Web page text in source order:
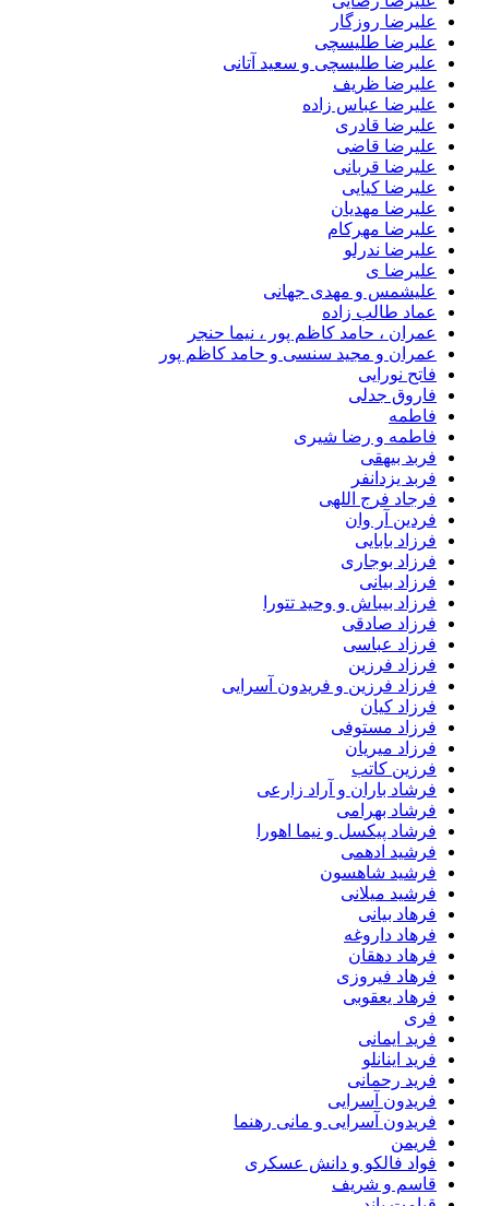
علیرضا روزگار
علیرضا طلیسچی
علیرضا طلیسچی و سعید آتانی
علیرضا ظریف
علیرضا عباس زاده
علیرضا قادری
علیرضا قاضی
علیرضا قربانی
علیرضا کیایی
علیرضا مهدیان
علیرضا مهرکام
علیرضا ندرلو
علیرضا ی
علیشمس و مهدی جهانی
عماد طالب زاده
عمران ، حامد کاظم پور ، نیما حنجر
عمران و مجید سنسی و حامد کاظم پور
فاتح نورایی
فاروق جدلی
فاطمه
فاطمه و رضا شیری
فربد بیهقی
فربد یزدانفر
فرجاد فرج اللهی
فردین آر وان
فرزاد بابایی
فرزاد بوجاری
فرزاد بیانی
فرزاد بیباش و وحید تتورا
فرزاد صادقی
فرزاد عباسی
فرزاد فرزین
فرزاد فرزین و فریدون آسرایی
فرزاد کیان
فرزاد مستوفی
فرزاد میریان
فرزین کاتب
فرشاد باران و آراد زارعی
فرشاد بهرامی
فرشاد پیکسل و نیما اهورا
فرشید ادهمی
فرشید شاهسون
فرشید میلانی
فرهاد بیانی
فرهاد داروغه
فرهاد دهقان
فرهاد فیروزی
فرهاد یعقوبی
فری
فرید ایمانی
فرید اینانلو
فرید رحمانی
فریدون آسرایی
فریدون آسرایی و مانی رهنما
فریمن
فواد فالکو و دانش عسکری
قاسم و شریف